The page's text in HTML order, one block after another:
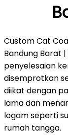
Custom Cat
Bandung Barat
penyelesaian
disemprotkan
diikat dengan
lama dan
logam seperti
rumah tangga.